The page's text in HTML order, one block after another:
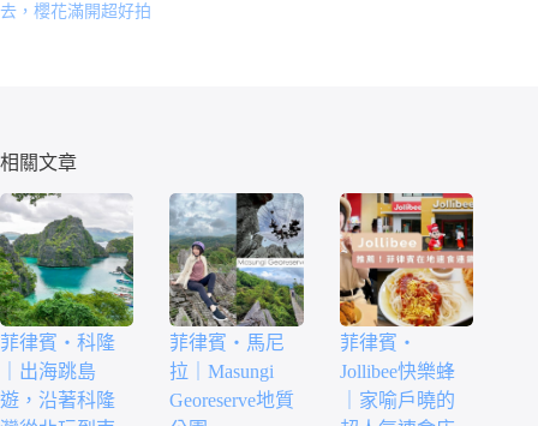
去，櫻花滿開超好拍
相關文章
菲律賓・科隆
｜出海跳島
遊，沿著科隆
菲律賓・馬尼
拉｜Masungi
Georeserve地質
菲律賓・
Jollibee快樂蜂
｜家喻戶曉的